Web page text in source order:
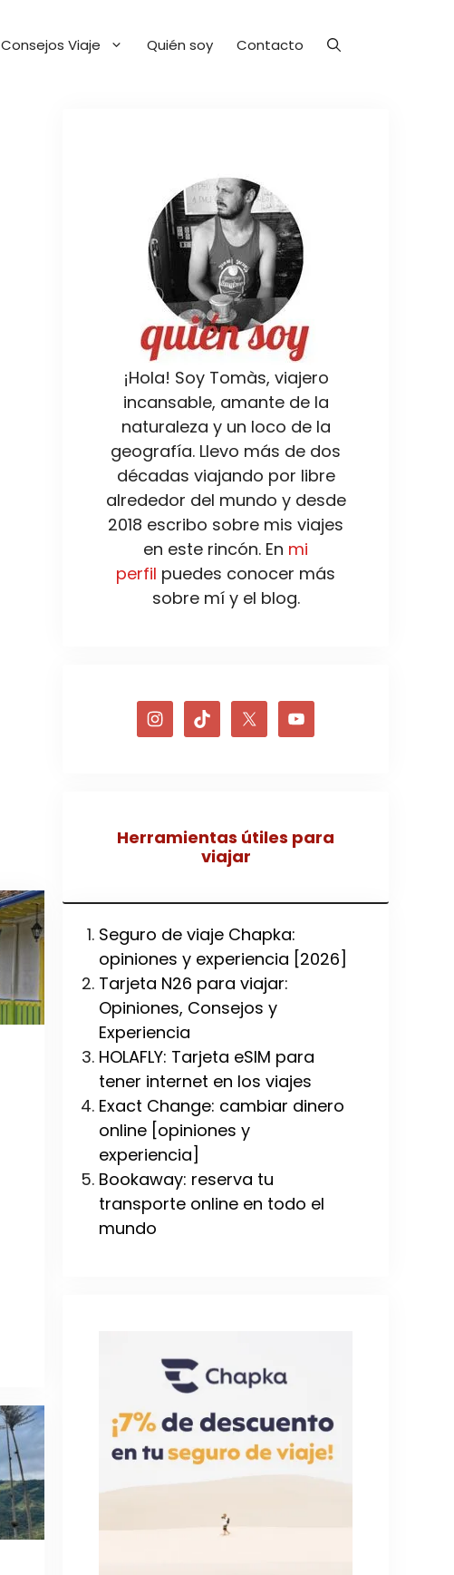
Consejos Viaje Quién soy Contacto
¡Hola! Soy Tomàs, viajero
incansable, amante de la
naturaleza y un loco de la
geografía. Llevo más de dos
décadas viajando por libre
alrededor del mundo y desde
2018 escribo sobre mis viajes
en este rincón. En mi
perfil puedes conocer más
sobre mí y el blog.
Herramientas útiles para
viajar
Seguro de viaje Chapka:
opiniones y experiencia [2026]
Tarjeta N26 para viajar:
Opiniones, Consejos y
Experiencia
HOLAFLY: Tarjeta eSIM para
tener internet en los viajes
Exact Change: cambiar dinero
online [opiniones y
experiencia]
Bookaway: reserva tu
transporte online en todo el
mundo